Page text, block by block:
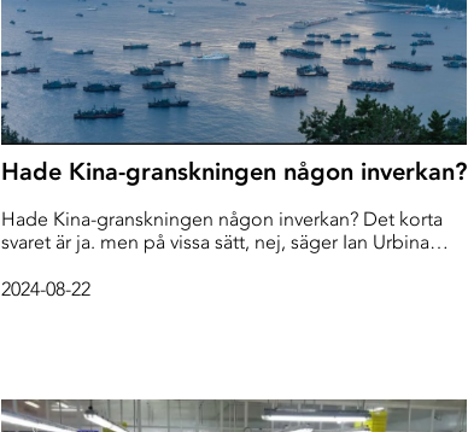
Hade Kina-granskningen någon inverkan?
Hade Kina-granskningen någon inverkan? Det korta
svaret är ja. men på vissa sätt, nej, säger Ian Urbina
2024-08-22